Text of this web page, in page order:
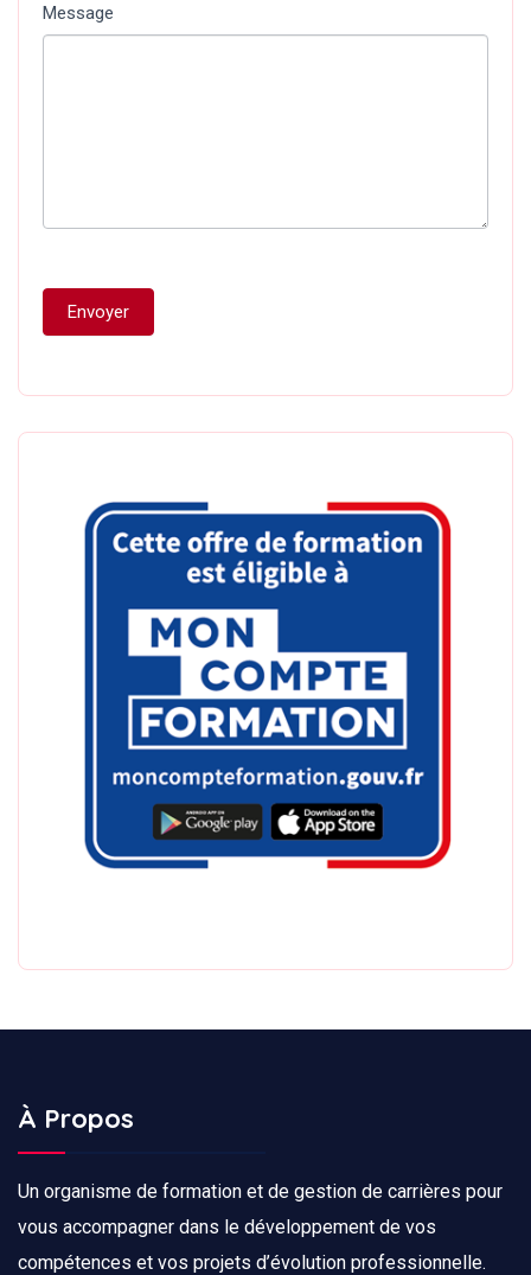
Message
Envoyer
À Propos
Un organisme de formation et de gestion de carrières pour
vous accompagner dans le développement de vos
compétences et vos projets d’évolution professionnelle.